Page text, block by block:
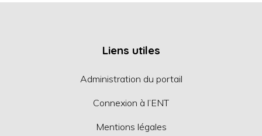
Liens utiles
Administration du portail
Connexion à l’ENT
Mentions légales